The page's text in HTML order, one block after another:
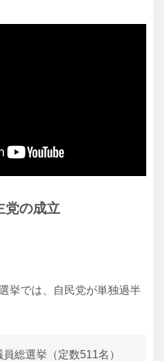
党の成立
挙では、自民党が単独過半
総選挙（定数511名）